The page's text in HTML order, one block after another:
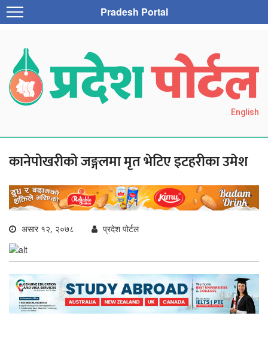
Pradesh Portal
English
कानेपोखरीको जङ्गलमा मृत भेटिए इटहरीका उमेश
असार १२, २०७८ प्रदेश पोर्टल